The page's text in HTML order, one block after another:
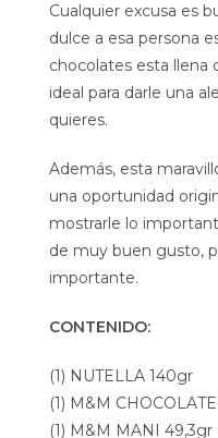
Cualquier excusa es
dulce a esa persona
chocolates esta llena
ideal para darle una
quieres.
Además, esta
una oportunidad
mostrarle lo
de muy buen gusto,
importante.
CONTENIDO:
(1) NUTELLA 140gr
(1) M&M
(1) M&M MANI 49,3gr